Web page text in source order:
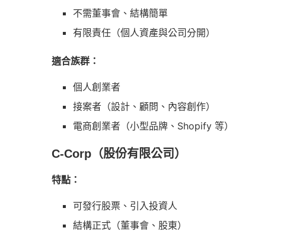
不需董事會、結構簡單
有限責任（個人資產與公司分開）
適合族群：
個人創業者
接案者（設計、顧問、內容創作）
電商創業者（小型品牌、Shopify 等）
C-Corp（股份有限公司）
特點：
可發行股票、引入投資人
結構正式（董事會、股東）